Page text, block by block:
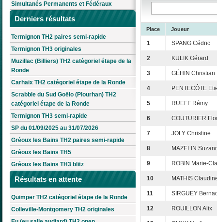
Simultanés Permanents et Fédéraux
Derniers résultats
Termignon TH2 paires semi-rapide
Termignon TH3 originales
Muzillac (Billiers) TH2 catégoriel étape de la
Ronde
Carhaix TH2 catégoriel étape de la Ronde
Scrabble du Sud Goëlo (Plourhan) TH2
catégoriel étape de la Ronde
Termignon TH3 semi-rapide
SP du 01/09/2025 au 31/07/2026
Gréoux les Bains TH2 paires semi-rapide
Gréoux les Bains TH5
Gréoux les Bains TH3 blitz
Résultats en attente
Quimper TH2 catégoriel étape de la Ronde
Colleville-Montgomery TH2 originales
Place Joueur
1 SPANG Cédric
2 KULIK Gérard
3 GÉHIN Christian
4 PENTECÔTE
5 RUEFF Rémy
6 COUTURIER
7 JOLY Christine
8 MAZELIN
9 ROBIN Marie-
10 MATHIS
11 SIRGUEY
12 ROUILLON Alix